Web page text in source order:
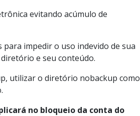
evitando acúmulo de
impedir o uso indevido de sua
e seu conteúdo.
utilizar o diretório nobackup como
no bloqueio da conta do